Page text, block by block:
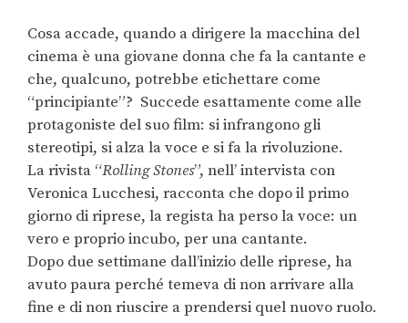
Cosa accade, quando a dirigere la macchina del
cinema è una giovane donna che fa la cantante e
che, qualcuno, potrebbe etichettare come
“principiante”? Succede esattamente come alle
protagoniste del suo film: si infrangono gli
stereotipi, si alza la voce e si fa la rivoluzione.
La rivista “Rolling Stones”, nell’ intervista con
Veronica Lucchesi, racconta che dopo il primo
giorno di riprese, la regista ha perso la voce: un
vero e proprio incubo, per una cantante.
Dopo due settimane dall’inizio delle riprese, ha
avuto paura perché temeva di non arrivare alla
fine e di non riuscire a prendersi quel nuovo ruolo.